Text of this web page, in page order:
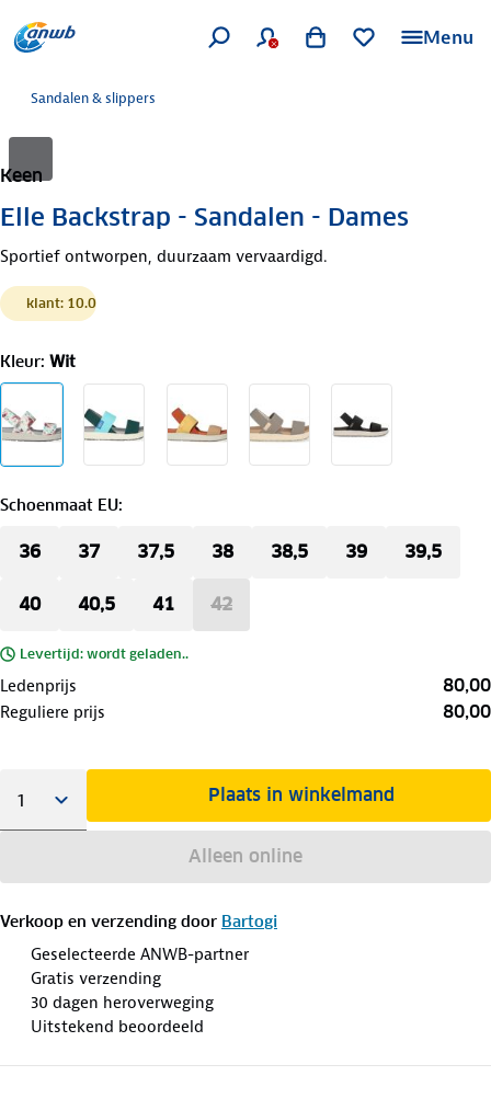
Menu
Sandalen & slippers
Keen
Elle Backstrap - Sandalen - Dames
Sportief ontworpen, duurzaam vervaardigd.
klant: 10.0
Kleur: Wit
Schoenmaat EU:
36 37 37,5 38 38,5 39 39,5
40 40,5 41 42
Levertijd: wordt geladen..
Ledenprijs 80,00
Reguliere prijs 80,00
Plaats in winkelmand
Alleen online
Verkoop en verzending door Bartogi
Geselecteerde ANWB-partner
Gratis verzending
30 dagen heroverweging
Uitstekend beoordeeld